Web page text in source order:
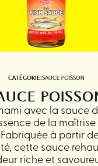
CATÉGORIE:SAUCE POISSON
avec la sauce
de la
à partir
cette sauce
riche et